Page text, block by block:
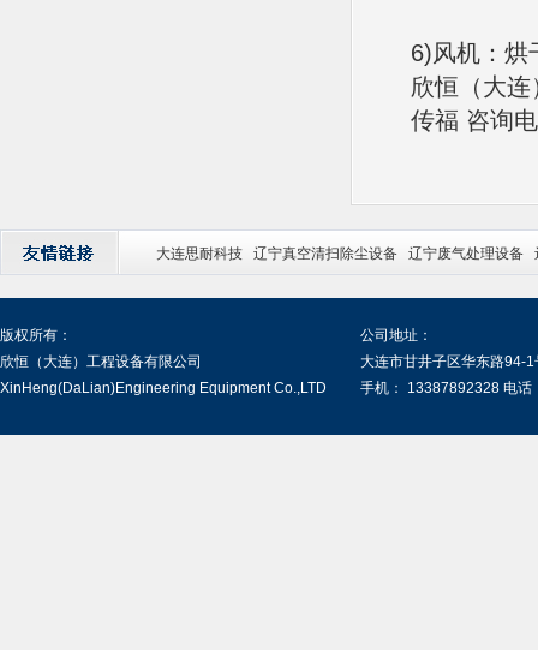
6)风机：烘
欣恒（大
传福 咨询
大连思耐科技 辽宁真空清扫除尘设备 辽宁废气处理设备
版权所有：
欣恒（大连）工程设备有限公司
XinHeng(DaLian)Engineering Equipment Co.,LTD
公司地址：
大连市甘井子区华东路94-1
手机： 13387892328 电